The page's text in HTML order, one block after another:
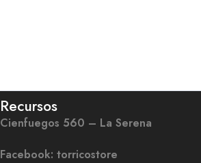
Recursos
Cienfuegos 560 – La Serena
Facebook: torricostore